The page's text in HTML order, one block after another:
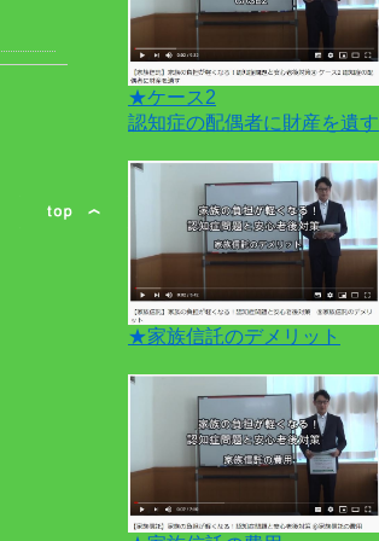
★ケース2
認知症の配偶者に財産を遺す
★家族信託のデメリット